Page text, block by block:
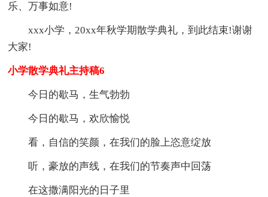
乐、万事如意!
xxx小学，20xx年秋学期散学典礼，到此结束!谢谢
大家!
小学散学典礼主持稿6
今日的歇马，生气勃勃
今日的歇马，欢欣愉悦
看，自信的笑颜，在我们的脸上恣意绽放
听，豪放的声线，在我们的节奏声中回荡
在这撒满阳光的日子里